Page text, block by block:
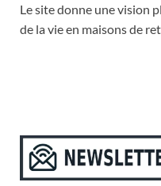
Le site donne une vision
de la vie en maisons de